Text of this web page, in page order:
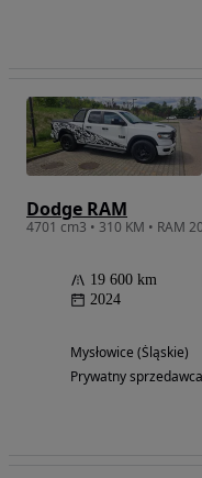
Dodge RAM
4701 cm3 • 310 KM • RAM
19 600 km
2024
Mysłowice (Śląskie)
Prywatny